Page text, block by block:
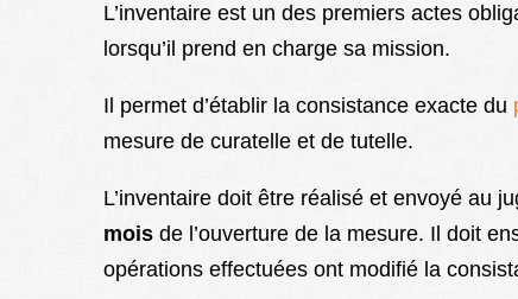
L’inventaire est un des premiers actes
lorsqu’il prend en charge sa mission.
Il permet d’établir la consistance exacte du
mesure de curatelle et de tutelle.
L’inventaire doit être réalisé et envoyé au
mois de l’ouverture de la mesure. Il doit
opérations effectuées ont modifié la